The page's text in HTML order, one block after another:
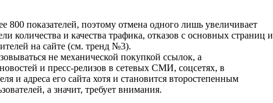
показателей, поэтому отмена одного лишь увеличивает
количества и качества трафика, отказов с основных страниц и
на сайте (см. тренд №3).
не механической покупкой ссылок, а
и пресс-релизов в сетевых СМИ, соцсетях, в
и адреса его сайта хотя и становится второстепенным
а значит, требует внимания.